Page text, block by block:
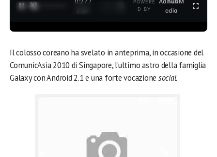
3:37
POWERE
D BY
edia
Il colosso coreano ha svelato in anteprima, in occasione del
ComunicAsia 2010 di Singapore, l’ultimo astro della famiglia
Galaxy con Android 2.1 e una forte vocazione social.